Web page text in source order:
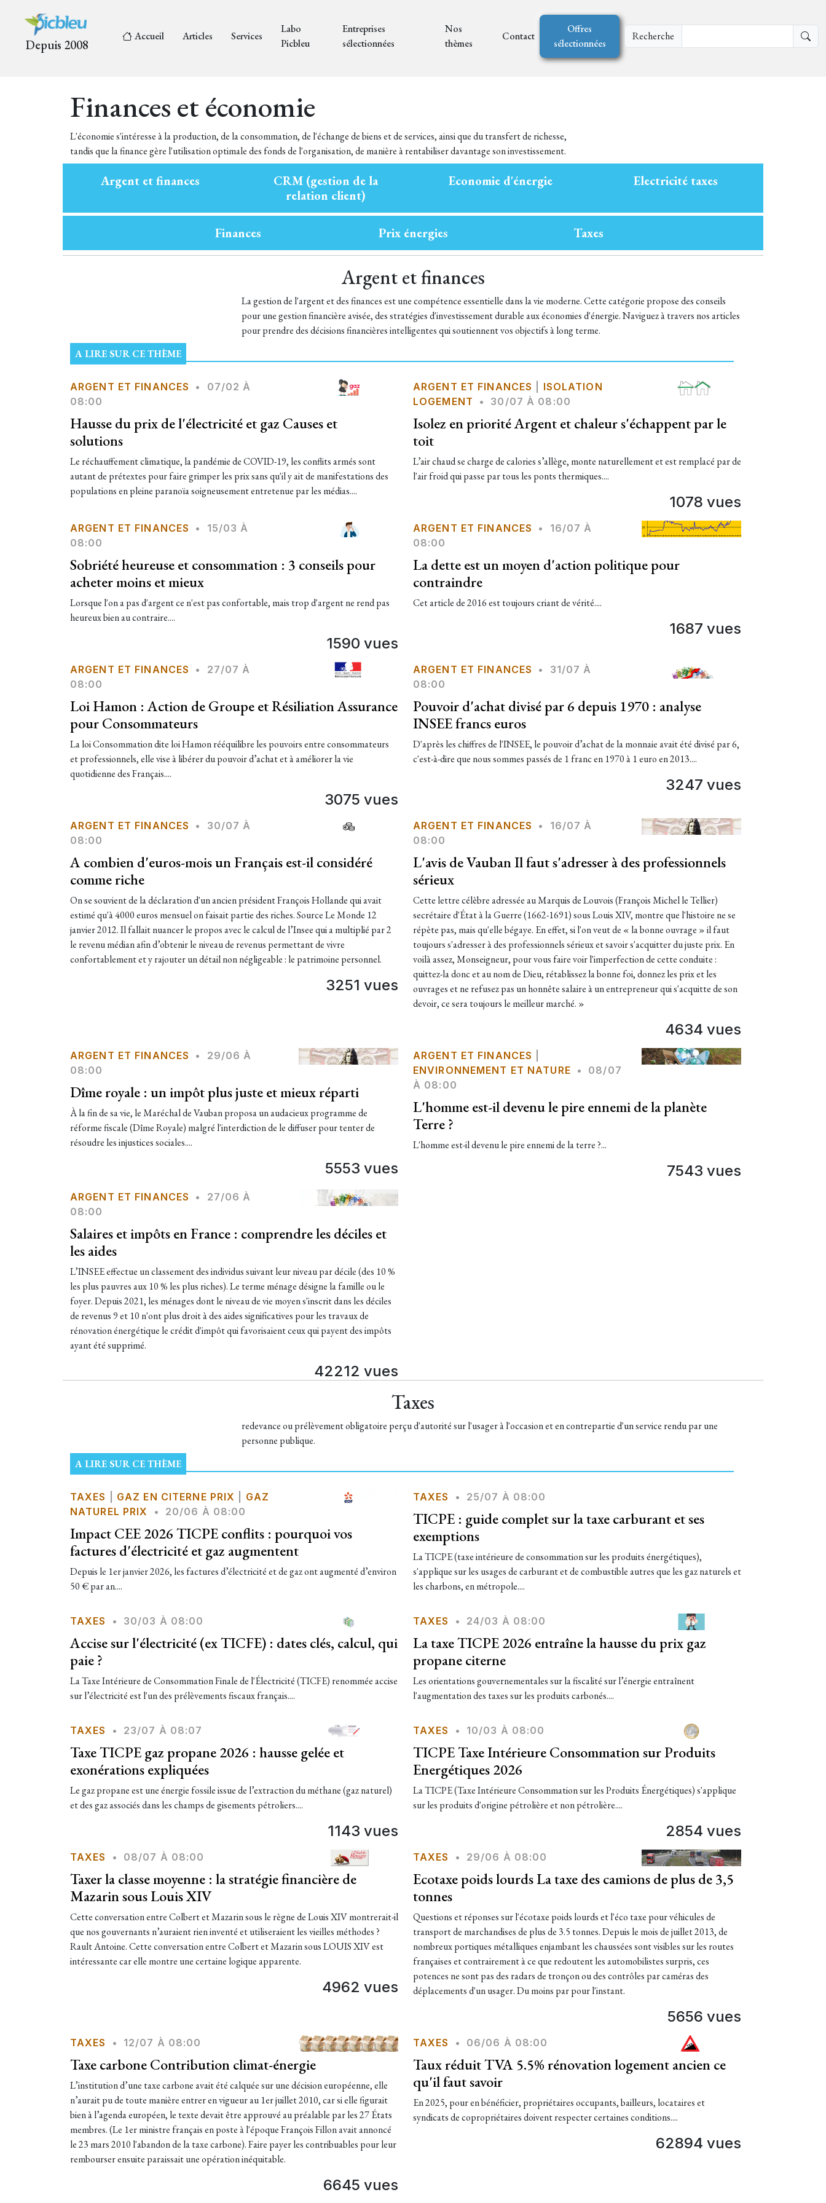
Depuis 2008
Accueil Articles Services
Labo
Picbleu
Entreprises
sélectionnées
Nos
thèmes
Contact
Offres
sélectionnées
Recherche
Finances et économie
L'économie s'intéresse à la production, de la consommation, de l'échange de biens et de services, ainsi que du transfert de richesse,
tandis que la finance gère l'utilisation optimale des fonds de l'organisation, de manière à rentabiliser davantage son investissement.
Argent et finances
CRM (gestion de la
relation client)
Economie d'énergie Electricité taxes
Finances Prix énergies Taxes
Argent et finances
La gestion de l'argent et des finances est une compétence essentielle dans la vie moderne. Cette catégorie propose des conseils
pour une gestion financière avisée, des stratégies d'investissement durable aux économies d'énergie. Naviguez à travers nos articles
pour prendre des décisions financières intelligentes qui soutiennent vos objectifs à long terme.
A LIRE SUR CE THÈME
ARGENT ET FINANCES •
07/02 À
08:00
Hausse du prix de l'électricité et gaz Causes et
solutions
Le réchauffement climatique, la pandémie de COVID-19, les conflits armés sont
autant de prétextes pour faire grimper les prix sans qu'il y ait de manifestations des
populations en pleine paranoïa soigneusement entretenue par les médias....
ARGENT ET FINANCES
ISOLATION
LOGEMENT
• 30/07 À 08:00
Isolez en priorité Argent et chaleur s'échappent par le
toit
L’air chaud se charge de calories s’allège, monte naturellement et est remplacé par de
l'air froid qui passe par tous les ponts thermiques....
1078 vues
ARGENT ET FINANCES •
15/03 À
08:00
Sobriété heureuse et consommation : 3 conseils pour
acheter moins et mieux
Lorsque l'on a pas d'argent ce n'est pas confortable, mais trop d'argent ne rend pas
heureux bien au contraire....
1590 vues
ARGENT ET FINANCES •
16/07 À
08:00
La dette est un moyen d'action politique pour
contraindre
Cet article de 2016 est toujours criant de vérité....
1687 vues
ARGENT ET FINANCES •
27/07 À
08:00
Loi Hamon : Action de Groupe et Résiliation Assurance
pour Consommateurs
La loi Consommation dite loi Hamon rééquilibre les pouvoirs entre consommateurs
et professionnels, elle vise à libérer du pouvoir d’achat et à améliorer la vie
quotidienne des Français....
3075 vues
ARGENT ET FINANCES •
31/07 À
08:00
Pouvoir d'achat divisé par 6 depuis 1970 : analyse
INSEE francs euros
D'après les chiffres de l'INSEE, le pouvoir d’achat de la monnaie avait été divisé par 6,
c'est-à-dire que nous sommes passés de 1 franc en 1970 à 1 euro en 2013....
3247 vues
ARGENT ET FINANCES •
30/07 À
08:00
A combien d'euros-mois un Français est-il considéré
comme riche
On se souvient de la déclaration d'un ancien président François Hollande qui avait
estimé qu'à 4000 euros mensuel on faisait partie des riches. Source Le Monde 12
janvier 2012. Il fallait nuancer le propos avec le calcul de l’Insee qui a multiplié par 2
le revenu médian afin d’obtenir le niveau de revenus permettant de vivre
confortablement et y rajouter un détail non négligeable : le patrimoine personnel.
3251 vues
ARGENT ET FINANCES •
16/07 À
08:00
L'avis de Vauban Il faut s'adresser à des professionnels
sérieux
Cette lettre célèbre adressée au Marquis de Louvois (François Michel le Tellier)
secrétaire d'État à la Guerre (1662-1691) sous Louis XIV, montre que l'histoire ne se
répète pas, mais qu'elle bégaye. En effet, si l'on veut de « la bonne ouvrage » il faut
toujours s'adresser à des professionnels sérieux et savoir s'acquitter du juste prix. En
voilà assez, Monseigneur, pour vous faire voir l'imperfection de cette conduite :
quittez-la donc et au nom de Dieu, rétablissez la bonne foi, donnez les prix et les
ouvrages et ne refusez pas un honnête salaire à un entrepreneur qui s'acquitte de son
devoir, ce sera toujours le meilleur marché. »
4634 vues
ARGENT ET FINANCES •
29/06 À
08:00
Dîme royale : un impôt plus juste et mieux réparti
À la fin de sa vie, le Maréchal de Vauban proposa un audacieux programme de
réforme fiscale (Dîme Royale) malgré l'interdiction de le diffuser pour tenter de
résoudre les injustices sociales....
5553 vues
ARGENT ET FINANCES
ENVIRONNEMENT ET NATURE •
08/07
À 08:00
L'homme est-il devenu le pire ennemi de la planète
Terre ?
L'homme est-il devenu le pire ennemi de la terre ?...
7543 vues
ARGENT ET FINANCES •
27/06 À
08:00
Salaires et impôts en France : comprendre les déciles et
les aides
L’INSEE effectue un classement des individus suivant leur niveau par décile (des 10 %
les plus pauvres aux 10 % les plus riches). Le terme ménage désigne la famille ou le
foyer. Depuis 2021, les ménages dont le niveau de vie moyen s'inscrit dans les déciles
de revenus 9 et 10 n'ont plus droit à des aides significatives pour les travaux de
rénovation énergétique le crédit d'impôt qui favorisaient ceux qui payent des impôts
ayant été supprimé.
42212 vues
Taxes
redevance ou prélèvement obligatoire perçu d'autorité sur l'usager à l'occasion et en contrepartie d'un service rendu par une
personne publique.
A LIRE SUR CE THÈME
TAXES GAZ EN CITERNE PRIX
GAZ
NATUREL PRIX
• 20/06 À 08:00
Impact CEE 2026 TICPE conflits : pourquoi vos
factures d'électricité et gaz augmentent
Depuis le 1er janvier 2026, les factures d’électricité et de gaz ont augmenté d’environ
50 € par an....
TAXES • 25/07 À 08:00
TICPE : guide complet sur la taxe carburant et ses
exemptions
La TICPE (taxe intérieure de consommation sur les produits énergétiques),
s'applique sur les usages de carburant et de combustible autres que les gaz naturels et
les charbons, en métropole....
TAXES • 30/03 À 08:00
Accise sur l'électricité (ex TICFE) : dates clés, calcul, qui
paie ?
La Taxe Intérieure de Consommation Finale de l'Électricité (TICFE) renommée accise
sur l’électricité est l'un des prélèvements fiscaux français....
TAXES • 24/03 À 08:00
La taxe TICPE 2026 entraîne la hausse du prix gaz
propane citerne
Les orientations gouvernementales sur la fiscalité sur l’énergie entraînent
l'augmentation des taxes sur les produits carbonés....
TAXES • 23/07 À 08:07
Taxe TICPE gaz propane 2026 : hausse gelée et
exonérations expliquées
Le gaz propane est une énergie fossile issue de l’extraction du méthane (gaz naturel)
et des gaz associés dans les champs de gisements pétroliers....
1143 vues
TAXES • 10/03 À 08:00
TICPE Taxe Intérieure Consommation sur Produits
Energétiques 2026
La TICPE (Taxe Intérieure Consommation sur les Produits Énergétiques) s'applique
sur les produits d'origine pétrolière et non pétrolière....
2854 vues
TAXES • 08/07 À 08:00
Taxer la classe moyenne : la stratégie financière de
Mazarin sous Louis XIV
Cette conversation entre Colbert et Mazarin sous le règne de Louis XIV montrerait-il
que nos gouvernants n’auraient rien inventé et utiliseraient les vieilles méthodes ?
Rault Antoine. Cette conversation entre Colbert et Mazarin sous LOUIS XIV est
intéressante car elle montre une certaine logique apparente.
4962 vues
TAXES • 29/06 À 08:00
Ecotaxe poids lourds La taxe des camions de plus de 3,5
tonnes
Questions et réponses sur l'écotaxe poids lourds et l'éco taxe pour véhicules de
transport de marchandises de plus de 3.5 tonnes. Depuis le mois de juillet 2013, de
nombreux portiques métalliques enjambant les chaussées sont visibles sur les routes
françaises et contrairement à ce que redoutent les automobilistes surpris, ces
potences ne sont pas des radars de tronçon ou des contrôles par caméras des
déplacements d'un usager. Du moins par pour l'instant.
5656 vues
TAXES • 12/07 À 08:00
Taxe carbone Contribution climat-énergie
L’institution d’une taxe carbone avait été calquée sur une décision européenne, elle
n’aurait pu de toute manière entrer en vigueur au 1er juillet 2010, car si elle figurait
bien à l’agenda européen, le texte devait être approuvé au préalable par les 27 États
membres. (Le 1er ministre français en poste à l'époque François Fillon avait annoncé
le 23 mars 2010 l'abandon de la taxe carbone). Faire payer les contribuables pour leur
rembourser ensuite paraissait une opération inéquitable.
6645 vues
TAXES • 06/06 À 08:00
Taux réduit TVA 5.5% rénovation logement ancien ce
qu'il faut savoir
En 2025, pour en bénéficier, propriétaires occupants, bailleurs, locataires et
syndicats de copropriétaires doivent respecter certaines conditions....
62894 vues